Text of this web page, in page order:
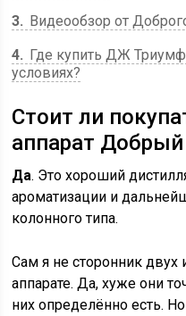
3
Видеообзор от
4
Где купить ДЖ
условиях?
Стоит ли
аппарат
Да. Это хороший
ароматизации и
колонного типа.
Сам я не сторонник двух
аппарате. Да, хуже они
них определённо есть. Но